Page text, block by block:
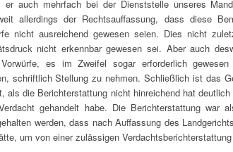
auch mehrfach bei der Dienststelle unseres
allerdings der Rechtsauffassung, dass diese
nicht ausreichend gewesen seien. Dies nicht
nicht erkennbar gewesen sei. Aber auch
es im Zweifel sogar erforderlich
schriftlich Stellung zu nehmen. Schließlich ist das
als die Berichterstattung nicht hinreichend hat
gehandelt habe. Die Berichterstattung war
werden, dass nach Auffassung des
um von einer zulässigen